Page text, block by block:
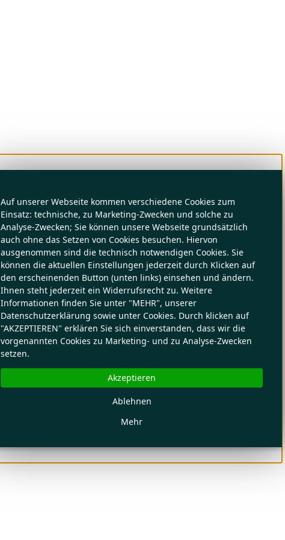
Auf unserer Webseite kommen verschiedene Cookies zum
Einsatz: technische, zu Marketing-Zwecken und solche zu
Analyse-Zwecken; Sie können unsere Webseite grundsätzlich
auch ohne das Setzen von Cookies besuchen. Hiervon
ausgenommen sind die technisch notwendigen Cookies. Sie
können die aktuellen Einstellungen jederzeit durch Klicken auf
den erscheinenden Button (unten links) einsehen und ändern.
Ihnen steht jederzeit ein Widerrufsrecht zu. Weitere
Informationen finden Sie unter "MEHR", unserer
Datenschutzerklärung sowie unter Cookies. Durch klicken auf
"AKZEPTIEREN" erklären Sie sich einverstanden, dass wir die
vorgenannten Cookies zu Marketing- und zu Analyse-Zwecken
setzen.
Mehr
Ablehnen
Akzeptieren